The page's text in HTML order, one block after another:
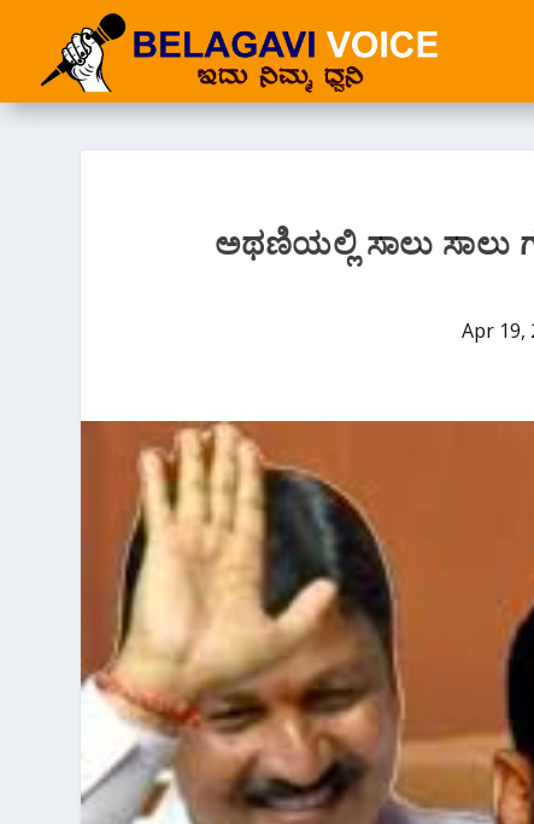
ಅಥಣಿಯಲ್ಲಿ ಸಾಲು ಸಾಲು
Apr 19,